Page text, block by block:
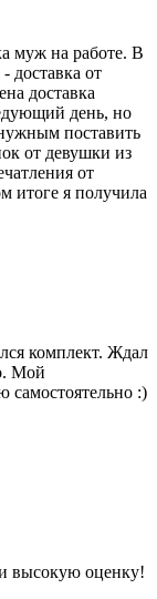
муж на работе. В
доставка от
доставка
день, но
поставить
от девушки из
от
итоге я получила
комплект. Ждал
Мой
самостоятельно :)
высокую оценку!